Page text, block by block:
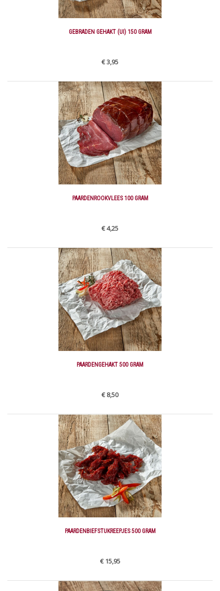
GEBRADEN GEHAKT (UI) 150 GRAM
€ 3,95
PAARDENROOKVLEES 100 GRAM
€ 4,25
PAARDENGEHAKT 500 GRAM
€ 8,50
PAARDENBIEFSTUKREEPJES 500 GRAM
€ 15,95